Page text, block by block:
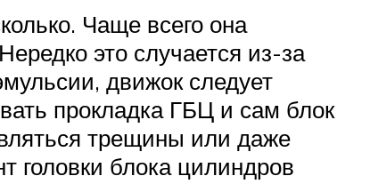
Чаще всего она
это случается из-за
движок следует
прокладка ГБЦ и сам блок
трещины или даже
головки блока цилиндров